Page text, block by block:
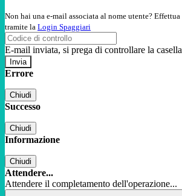
Non hai una e-mail associata al nome utente?
tramite la Login Spaggiari
E-mail inviata, si prega di controllare la
Errore
Chiudi
Successo
Chiudi
Informazione
Chiudi
Attendere...
Attendere il completamento dell'operazione...